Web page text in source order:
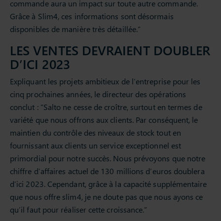
commande aura un impact sur toute autre commande.
Grâce à Slim4, ces informations sont désormais
disponibles de manière très détaillée.”
LES VENTES DEVRAIENT DOUBLER
D’ICI 2023
Expliquant les projets ambitieux de l’entreprise pour les
cinq prochaines années, le directeur des opérations
conclut : “Salto ne cesse de croître, surtout en termes de
variété que nous offrons aux clients. Par conséquent, le
maintien du contrôle des niveaux de stock tout en
fournissant aux clients un service exceptionnel est
primordial pour notre succès. Nous prévoyons que notre
chiffre d’affaires actuel de 130 millions d’euros doublera
d’ici 2023. Cependant, grâce à la capacité supplémentaire
que nous offre slim4, je ne doute pas que nous ayons ce
qu’il faut pour réaliser cette croissance.”